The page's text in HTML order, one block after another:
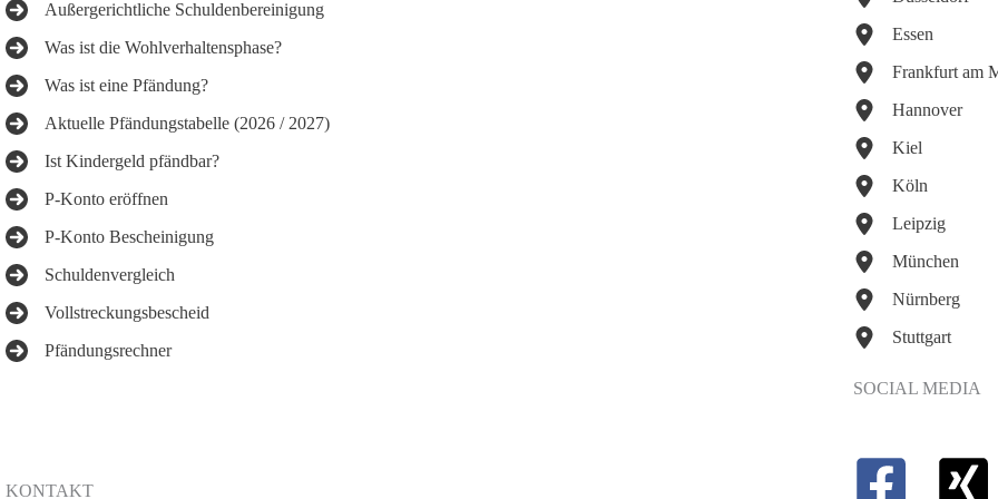
Außergerichtliche Schuldenbereinigung
Was ist die Wohlverhaltensphase?
Was ist eine Pfändung?
Aktuelle Pfändungstabelle (2026 / 2027)
Ist Kindergeld pfändbar?
P-Konto eröffnen
P-Konto Bescheinigung
Schuldenvergleich
Vollstreckungsbescheid
Pfändungsrechner
Essen
Frankfurt am
Hannover
Kiel
Köln
Leipzig
München
Nürnberg
Stuttgart
KONTAKT
SOCIAL MEDIA